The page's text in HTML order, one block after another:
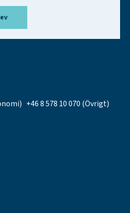
+46 8 578 10 070 (Övrigt)